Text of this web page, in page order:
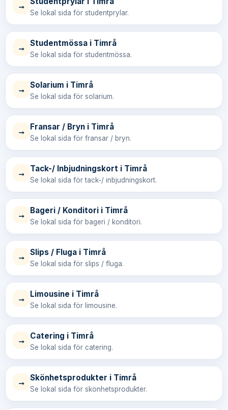
→
Se lokal sida för studentprylar.
→ Studentmössa i Timrå
Se lokal sida för studentmössa.
→ Solarium i Timrå
Se lokal sida för solarium.
→ Fransar / Bryn i Timrå
Se lokal sida för fransar / bryn.
→ Tack-/ Inbjudningskort i Timrå
Se lokal sida för tack-/ inbjudningskort.
→ Bageri / Konditori i Timrå
Se lokal sida för bageri / konditori.
→ Slips / Fluga i Timrå
Se lokal sida för slips / fluga.
→ Limousine i Timrå
Se lokal sida för limousine.
→ Catering i Timrå
Se lokal sida för catering.
→ Skönhetsprodukter i Timrå
Se lokal sida för skönhetsprodukter.